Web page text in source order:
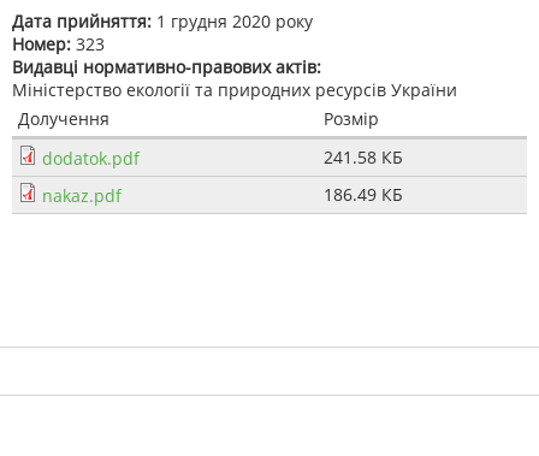
Дата прийняття: 1 грудня 2020 року
Номер: 323
Видавці нормативно-правових актів:
Міністерство екології та природних ресурсів України
Долучення
Розмір
dodatok.pdf
241.58 КБ
nakaz.pdf
186.49 КБ